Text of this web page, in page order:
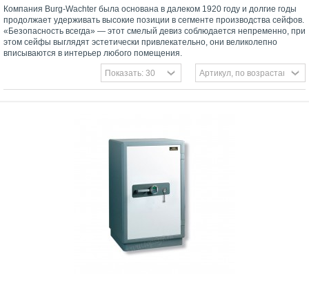
Компания Burg-Wachter была основана в далеком 1920 году и долгие годы
продолжает удерживать высокие позиции в сегменте производства сейфов.
«Безопасность всегда» — этот смелый девиз соблюдается непременно, при
этом сейфы выглядят эстетически привлекательно, они великолепно
вписываются в интерьер любого помещения.